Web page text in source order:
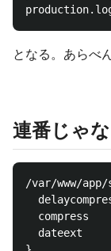
となる。あらべ
連番じゃ
/var/www/
  compress
  dateext